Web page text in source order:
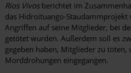
Ríos Vivosberichtet im
das Hidroituango-Staudammprojekt
Angriffen auf seine Mitglieder, bei
getötet wurden. Außerdem soll es
gegeben haben, Mitglieder zu töten,
Morddrohungen eingegangen.